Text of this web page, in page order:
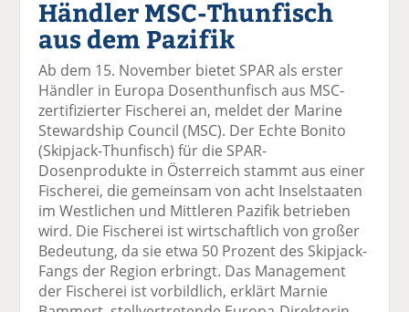
el
a
F
ac
e
b
o
k
te
il
e
n
el
t
tt
er
n
el
a
Li
n
k
e
n
te
il
e
n
E
m
ai
l
er
se
n
d
e
n
Händler MSC-Thunfisch
aus dem Pazifik
Ab dem 15. November bietet SPAR als erster
Händler in Europa Dosenthunfisch aus MSC-
zertifizierter Fischerei an, meldet der Marine
Stewardship Council (MSC). Der Echte Bonito
(Skipjack-Thunfisch) für die SPAR-
Dosenprodukte in Österreich stammt aus einer
Fischerei, die gemeinsam von acht Inselstaaten
im Westlichen und Mittleren Pazifik betrieben
wird. Die Fischerei ist wirtschaftlich von großer
Bedeutung, da sie etwa 50 Prozent des Skipjack-
Fangs der Region erbringt. Das Management
der Fischerei ist vorbildlich, erklärt Marnie